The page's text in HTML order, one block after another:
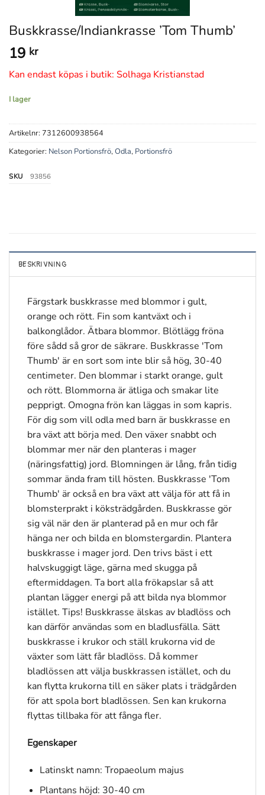
Buskkrasse/Indiankrasse ’Tom Thumb’
19 kr
Kan endast köpas i butik: Solhaga Kristianstad
I lager
Artikelnr: 7312600938564
Kategorier: Nelson Portionsfrö,Odla, Portionsfrö
SKU 93856
BESKRIVNING
Färgstark buskkrasse med blommor i gult,
orange och rött. Fin som kantväxt och i
balkonglådor. Ätbara blommor. Blötlägg fröna
före sådd så gror de säkrare. Buskkrasse 'Tom
Thumb' är en sort som inte blir så hög, 30-40
centimeter. Den blommar i starkt orange, gult
och rött. Blommorna är ätliga och smakar lite
pepprigt. Omogna frön kan läggas in som kapris.
För dig som vill odla med barn är buskkrasse en
bra växt att börja med. Den växer snabbt och
blommar mer när den planteras i mager
(näringsfattig) jord. Blomningen är lång, från tidig
sommar ända fram till hösten. Buskkrasse 'Tom
Thumb' är också en bra växt att välja för att få in
blomsterprakt i köksträdgården. Buskkrasse gör
sig väl när den är planterad på en mur och får
hänga ner och bilda en blomstergardin. Plantera
buskkrasse i mager jord. Den trivs bäst i ett
halvskuggigt läge, gärna med skugga på
eftermiddagen. Ta bort alla frökapslar så att
plantan lägger energi på att bilda nya blommor
istället. Tips! Buskkrasse älskas av bladlöss och
kan därför användas som en bladlusfälla. Sätt
buskkrasse i krukor och ställ krukorna vid de
växter som lätt får bladlöss. Då kommer
bladlössen att välja buskkrassen istället, och du
kan flytta krukorna till en säker plats i trädgården
för att spola bort bladlössen. Sen kan krukorna
flyttas tillbaka för att fånga fler.
Egenskaper
Latinskt namn: Tropaeolum majus
Plantans höjd: 30-40 cm